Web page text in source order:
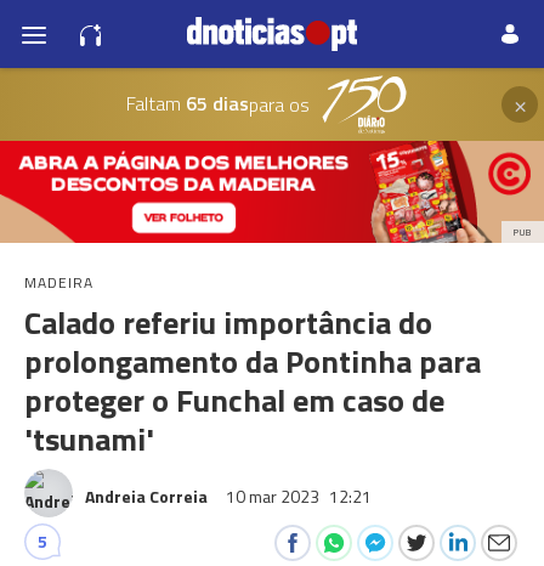
Faltam 65 diaspara os ×
PUB
MADEIRA
Calado referiu importância do
prolongamento da Pontinha para
proteger o Funchal em caso de
'tsunami'
Andreia Correia 10 mar 2023 12:21
5